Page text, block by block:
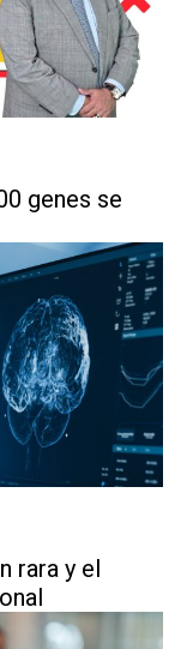
genes se
rara y el